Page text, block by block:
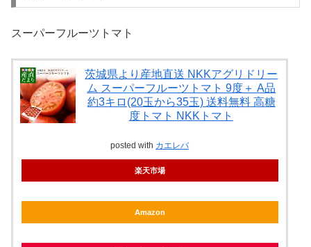
スーパーフルーツトマト
茨城県より産地直送 NKKアグリドリー
ム スーパーフルーツトマト 9度＋ A品
約3キロ(20玉から35玉) 送料無料 高糖
度トマト NKKトマト
posted with カエレバ
楽天市場
Amazon